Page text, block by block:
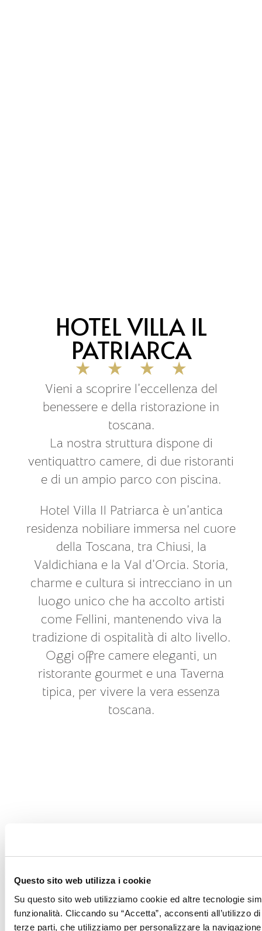
Questo sito web utilizza i cookie
Su questo sito web utilizziamo cookie ed altre tecnologie
funzionalità. Cliccando su “Accetta”, acconsenti all’utilizzo
terze parti, che utilizziamo per personalizzare la
HOTEL VILLA IL
PATRIARCA
Vieni a scoprire l’eccellenza del
benessere e della ristorazione in
toscana.
La nostra struttura dispone di
ventiquattro camere, di due ristoranti
e di un ampio parco con piscina.
Hotel Villa Il Patriarca è un’antica
residenza nobiliare immersa nel cuore
della Toscana, tra Chiusi, la
Valdichiana e la Val d’Orcia. Storia,
charme e cultura si intrecciano in un
luogo unico che ha accolto artisti
come Fellini, mantenendo viva la
tradizione di ospitalità di alto livello.
Oggi offre camere eleganti, un
ristorante gourmet e una Taverna
tipica, per vivere la vera essenza
toscana.